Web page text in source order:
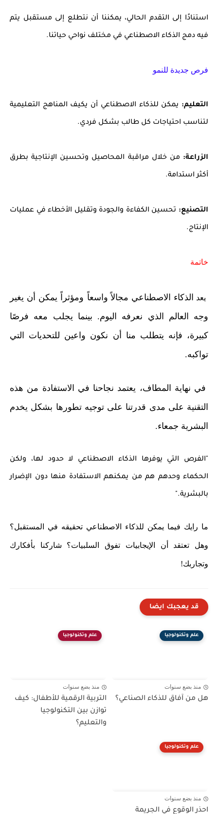
استنادًا إلى التقدم الحالي، يمكننا أن نتطلع إلى مستقبل يتم
فيه دمج الذكاء الاصطناعي في مختلف نواحي حياتنا.
فرص جديدة للنمو
التعليم: يمكن للذكاء الاصطناعي أن يكيف المناهج التعليمية
لتناسب احتياجات كل طالب بشكل فردي.
الزراعة: من خلال مراقبة المحاصيل وتحسين الإنتاجية بطرق
أكثر استدامة.
التصنيع: تحسين الكفاءة والجودة وتقليل الأخطاء في عمليات
الإنتاج.
خاتمة
يعد الذكاء الاصطناعي مجالاً واسعاً ومؤثراً يمكن أن يغير
وجه العالم الذي نعرفه اليوم. بينما يجلب معه فرصًا
كبيرة، فإنه يتطلب منا أن نكون واعين للتحديات التي
تواكبه.
في نهاية المطاف، يعتمد نجاحنا في الاستفادة من هذه
التقنية على مدى قدرتنا على توجيه تطورها بشكل يخدم
البشرية جمعاء.
"الفرص التي يوفرها الذكاء الاصطناعي لا حدود لها، ولكن
الحكماء وحدهم هم من يمكنهم الاستفادة منها دون الإضرار
بالبشرية."
ما رايك فيما يمكن للذكاء الاصطناعي تحقيقه في المستقبل؟
وهل تعتقد أن الإيجابيات تفوق السلبيات؟ شاركنا بأفكارك
وتجاربك!
قد يعجبك ايضا
علم وتكنولوجيا
منذ بضع سنوات
هل من آفاق للذكاء الصناعي؟
علم وتكنولوجيا
منذ بضع سنوات
التربية الرقمية للأطفال: كيف
توازن بين التكنولوجيا
والتعليم؟
علم وتكنولوجيا
منذ بضع سنوات
احذر الوقوع في الجريمة